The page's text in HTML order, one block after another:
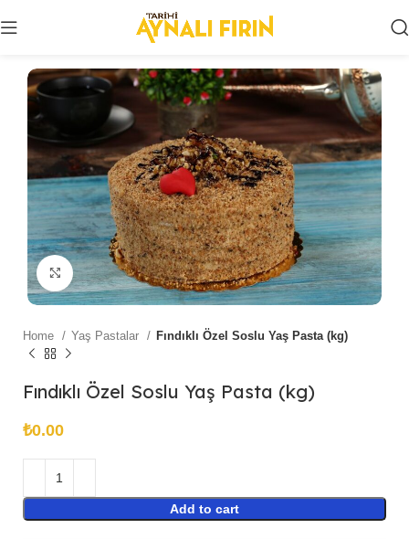
Click to enlarge
Home Yaş Pastalar Fındıklı Özel Soslu Yaş Pasta (kg)
Fındıklı Özel Soslu Yaş Pasta (kg)
₺
Add to cart